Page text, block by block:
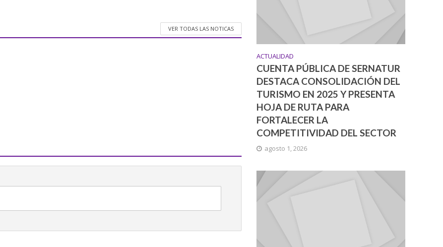
VER TODAS LAS NOTICAS
ACTUALIDAD
CUENTA PÚBLICA DE SERNATUR
DESTACA CONSOLIDACIÓN DEL
TURISMO EN 2025 Y PRESENTA
HOJA DE RUTA PARA
FORTALECER LA
COMPETITIVIDAD DEL SECTOR
agosto 1, 2026